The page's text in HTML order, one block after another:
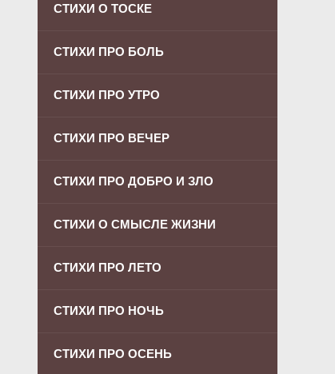
СТИХИ О ТОСКЕ
СТИХИ ПРО БОЛЬ
СТИХИ ПРО УТРО
СТИХИ ПРО ВЕЧЕР
СТИХИ ПРО ДОБРО И ЗЛО
СТИХИ О СМЫСЛЕ ЖИЗНИ
СТИХИ ПРО ЛЕТО
СТИХИ ПРО НОЧЬ
СТИХИ ПРО ОСЕНЬ